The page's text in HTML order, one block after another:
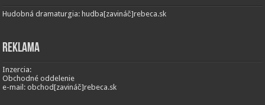
Hudobná dramaturgia: hudba[zavináč]rebeca.sk
Reklama
Inzercia:
Obchodné oddelenie
e-mail: obchod[zavináč]rebeca.sk